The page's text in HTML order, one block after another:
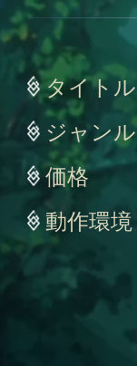
タイトル
ジャンル
価格
動作環境